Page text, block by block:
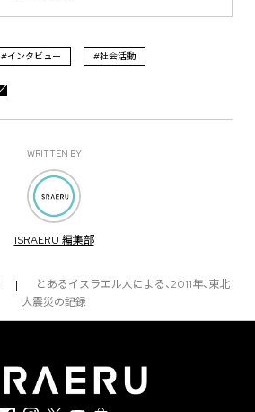
#インタビュー #社会活動
WRITTEN BY
ISRAERU 編集部
|
とあるイスラエル人による、2011年、東北
大震災の記録